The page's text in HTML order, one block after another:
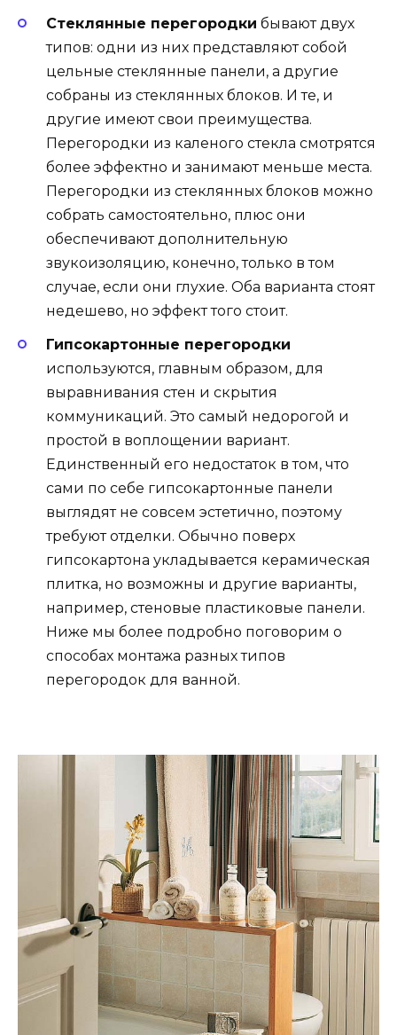
Стеклянные перегородки бывают двух
типов: одни из них представляют собой
цельные стеклянные панели, а другие
собраны из стеклянных блоков. И те, и
другие имеют свои преимущества.
Перегородки из каленого стекла смотрятся
более эффектно и занимают меньше места.
Перегородки из стеклянных блоков можно
собрать самостоятельно, плюс они
обеспечивают дополнительную
звукоизоляцию, конечно, только в том
случае, если они глухие. Оба варианта стоят
недешево, но эффект того стоит.
Гипсокартонные перегородки
используются, главным образом, для
выравнивания стен и скрытия
коммуникаций. Это самый недорогой и
простой в воплощении вариант.
Единственный его недостаток в том, что
сами по себе гипсокартонные панели
выглядят не совсем эстетично, поэтому
требуют отделки. Обычно поверх
гипсокартона укладывается керамическая
плитка, но возможны и другие варианты,
например, стеновые пластиковые панели.
Ниже мы более подробно поговорим о
способах монтажа разных типов
перегородок для ванной.